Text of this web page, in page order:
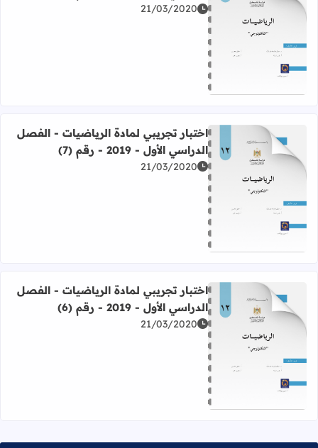
اقرأ المزيد عن اختبار تجريبي لمادة الرياضيات - الفصل الدراسي الأول -
21/03/2020
اقرأ المزيد عن اختبار تجريبي لمادة الرياضيات - الفصل الدراسي الأول -
اختبار تجريبي لمادة الرياضيات - الفصل
الدراسي الأول - 2019 - رقم (7)
21/03/2020
اقرأ المزيد عن اختبار تجريبي لمادة الرياضيات - الفصل الدراسي الأول -
اختبار تجريبي لمادة الرياضيات - الفصل
الدراسي الأول - 2019 - رقم (6)
21/03/2020